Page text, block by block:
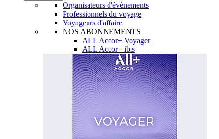
Organisateurs d'évènements
Professionnels du voyage
Voyageurs d'affaire
NOS ABONNEMENTS
ALL Accor+ Voyager
ALL Accor+ ibis